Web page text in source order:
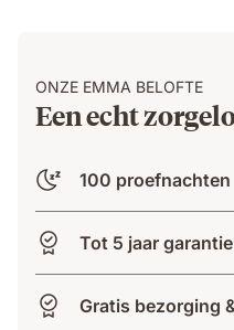
ONZE EMMA BELOFTE
Een echt
100 proefnachten
Tot 5 jaar garantie
Gratis bezorging